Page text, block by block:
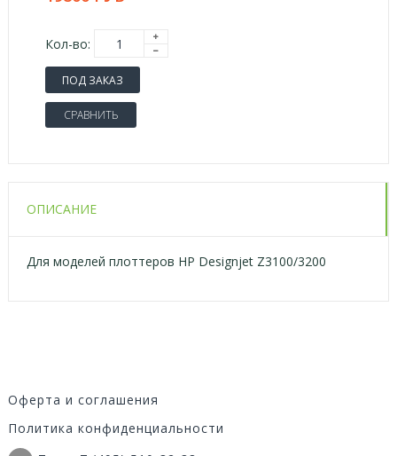
Кол-во:
ПОД ЗАКАЗ
СРАВНИТЬ
ОПИСАНИЕ
Для моделей плоттеров HP Designjet Z3100/3200
Оферта и соглашения
Политика конфиденциальности